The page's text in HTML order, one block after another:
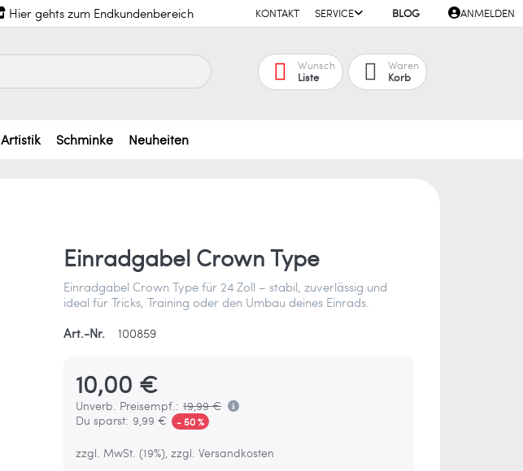
Hier gehts zum Endkundenbereich KONTAKT SERVICE BLOG ANMELDEN
Wunsch
Liste
Waren
Korb
Artistik Schminke Neuheiten
Einradgabel Crown Type
Einradgabel Crown Type für 24 Zoll – stabil, zuverlässig und
ideal für Tricks, Training oder den Umbau deines Einrads.
Art.-Nr.
100859
10,00 €
Unverb. Preisempf.: 19,99 €
Du sparst: 9,99 € - 50 %
zzgl. MwSt. (19%), zzgl. Versandkosten